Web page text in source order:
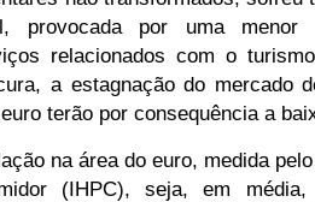
provocada por uma
relacionados com o
a estagnação do mercado
terão por consequência a
na área do euro, medida
(IHPC), seja, em